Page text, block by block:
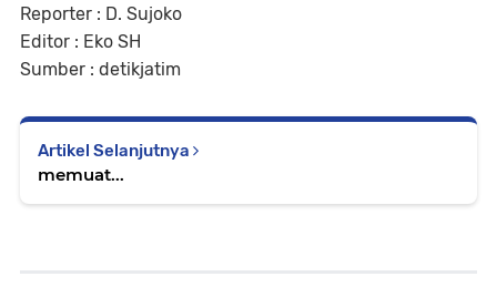
Reporter : D. Sujoko
Editor : Eko SH
Sumber : detikjatim
Artikel Selanjutnya
memuat...